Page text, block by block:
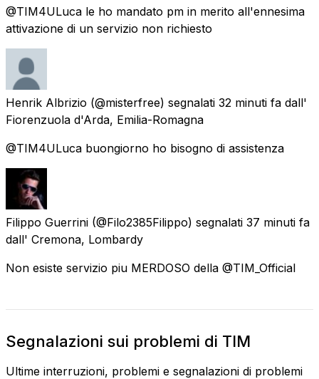
@TIM4ULuca le ho mandato pm in merito all'ennesima
attivazione di un servizio non richiesto
Henrik Albrizio (@misterfree) segnalati 32 minuti fa dall'
Fiorenzuola d'Arda, Emilia-Romagna
@TIM4ULuca buongiorno ho bisogno di assistenza
Filippo Guerrini (@Filo2385Filippo) segnalati 37 minuti fa
dall' Cremona, Lombardy
Non esiste servizio piu MERDOSO della @TIM_Official
Segnalazioni sui problemi di TIM
Ultime interruzioni, problemi e segnalazioni di problemi